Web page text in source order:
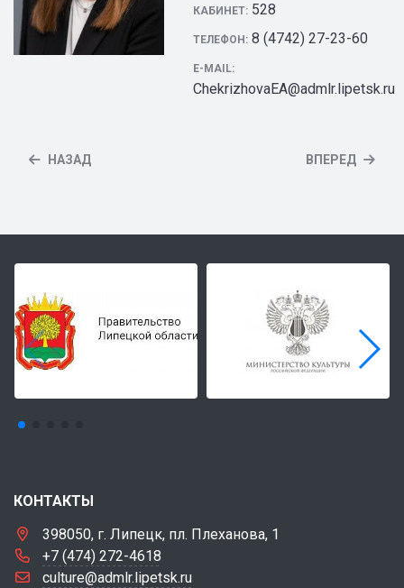
КАБИНЕТ: 528
ТЕЛЕФОН: 8 (4742) 27-23-60
E-MAIL:
ChekrizhovaEA@admlr.lipetsk.ru
НАЗАД ВПЕРЕД
КОНТАКТЫ
398050, г. Липецк, пл. Плеханова, 1
+7 (474) 272-4618
culture@admlr.lipetsk.ru